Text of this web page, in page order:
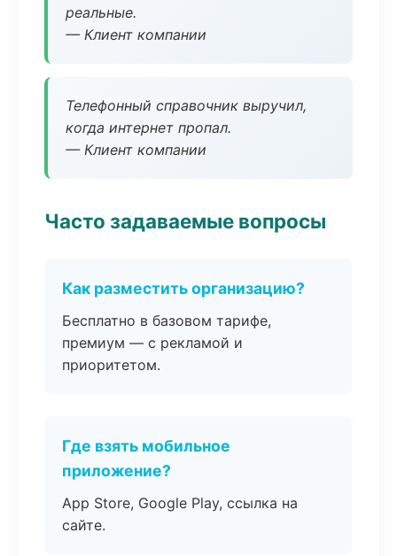
реальные.
— Клиент компании
Телефонный справочник выручил,
когда интернет пропал.
— Клиент компании
Часто задаваемые вопросы
Как разместить организацию?
Бесплатно в базовом тарифе,
премиум — с рекламой и
приоритетом.
Где взять мобильное
приложение?
App Store, Google Play, ссылка на
сайте.